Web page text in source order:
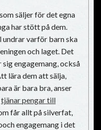
säljer för det egna
har stött på dem.
varför barn ska
och laget. Det
engagemang, också
lära dem att sälja,
är bara bra, anser
tjänar pengar till
får allt på silverfat,
engagemang i det